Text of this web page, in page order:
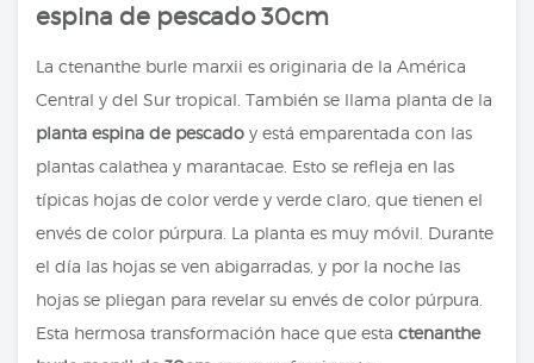
espina de pescado 30cm
La ctenanthe burle marxii es originaria de la América
Central y del Sur tropical. También se llama planta de la
planta espina de pescado y está emparentada con las
plantas calathea y marantacae. Esto se refleja en las
típicas hojas de color verde y verde claro, que tienen el
envés de color púrpura. La planta es muy móvil. Durante
el día las hojas se ven abigarradas, y por la noche las
hojas se pliegan para revelar su envés de color púrpura.
Esta hermosa transformación hace que esta ctenanthe